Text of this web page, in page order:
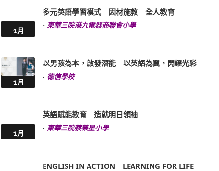
1月
多元英語學習模式 因材施教 全人教育
- 東華三院港九電器商聯會小學
1月
以男孩為本，啟發潛能 以英語為翼，閃耀光彩
- 德信學校
1月
英語賦能教育 造就明日領袖
- 東華三院蔡榮星小學
ENGLISH IN ACTION LEARNING FOR LIFE